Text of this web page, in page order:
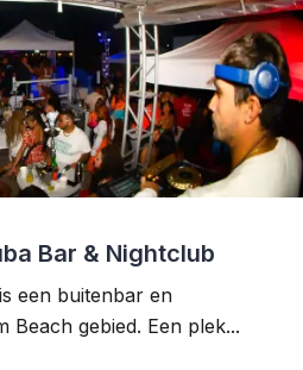
Bar & Nightclub
een buitenbar en
Beach gebied. Een plek...